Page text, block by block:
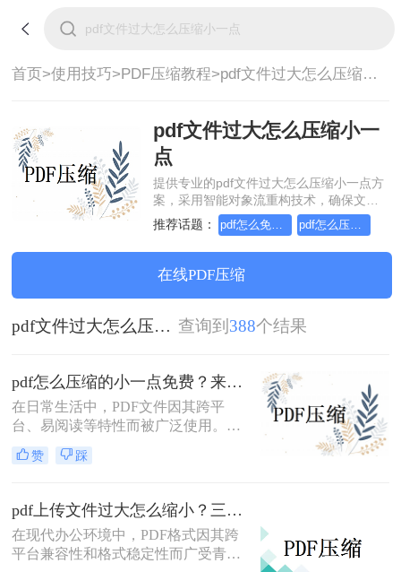
首页>使用技巧>PDF压缩教程> pdf文件过大怎么压缩小一点
pdf文件过大怎么压缩小一
点
提供专业的pdf文件过大怎么压缩小一点方
案，采用智能对象流重构技术，确保文档
1:1高保真还原且排版不乱码。支持一键批
量处理，全链路 SSL 加密保障隐私安全。
助您快速实现pdf文件过大怎么压缩小一
点，无需安装，高效办公。
推荐话题： pdf怎么免费压缩的小一点
在线PDF压缩
pdf文件过大怎么压缩小一点 查询到 388个结果
pdf怎么压缩的小一点免费？来试试这二种压缩方法！
在日常生活中，PDF文件因其跨平
台、易阅读等特性而被广泛使用。然
而，当PDF文件体积过大时，会给存
储和传输带来诸多不便。那么pdf怎么
种免费且实用的PDF压缩方法。
赞 踩
pdf上传文件过大怎么缩小？三招助你轻松缩小！
在现代办公环境中，PDF格式因其跨
平台兼容性和格式稳定性而广受青